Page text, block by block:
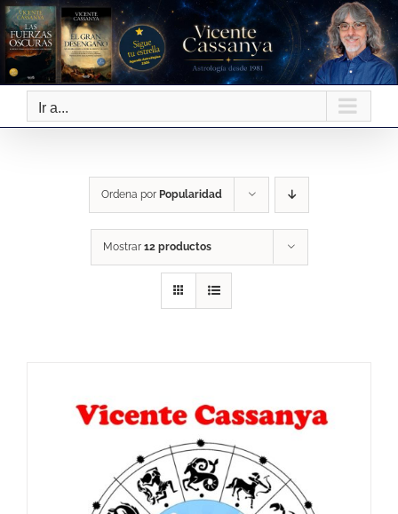
Saltar
al
contenido
Ir a...
Ordena por Popularidad
Mostrar 12 productos